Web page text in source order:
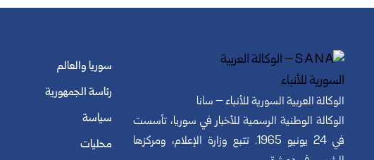
الوكالة العربية السورية للأنباء – سانا
الوكالة الوطنية الرسمية للأخبار في سوريا، تأسست
في 24 يونيو 1965. تتبع وزارة الإعلام، ومركزها
سوريا والعالم
رئاسة الجمهورية
سياسة
محليات